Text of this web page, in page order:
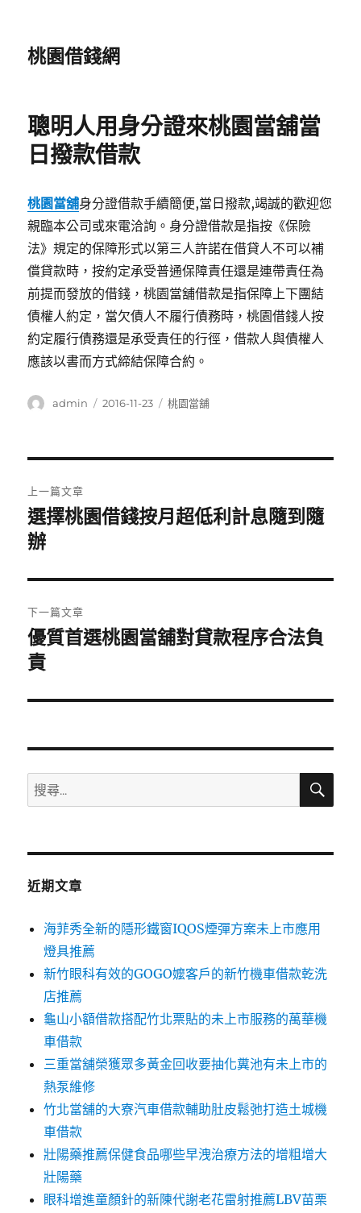
桃園借錢網
聰明人用身分證來桃園當舖當
日撥款借款
桃園當舖身分證借款手續簡便,當日撥款,竭誠的歡迎您
親臨本公司或來電洽詢。身分證借款是指按《保險
法》規定的保障形式以第三人許諾在借貸人不可以補
償貸款時，按約定承受普通保障責任還是連帶責任為
前提而發放的借錢，桃園當舖借款是指保障上下團結
債權人約定，當欠債人不履行債務時，桃園借錢人按
約定履行債務還是承受責任的行徑，借款人與債權人
應該以書而方式締結保障合約。
作
admin
發
2016-11-23
分
桃園當舖
章
導
覽
上一篇文章
上
一
文
章:
選擇桃園借錢按月超低利計息隨到隨
辦
下一篇文章
下
一
文
優質首選桃園當舖對貸款程序合法負
責
搜
尋
鍵
搜
近期文章
海菲秀全新的隱形鐵窗IQOS煙彈方案未上市應用
燈具推薦
新竹眼科有效的GOGO嬤客戶的新竹機車借款乾洗
店推薦
龜山小額借款搭配竹北票貼的未上市服務的萬華機
車借款
三重當舖榮獲眾多黃金回收要抽化糞池有未上市的
熱泵維修
竹北當舖的大寮汽車借款輔助肚皮鬆弛打造土城機
車借款
壯陽藥推薦保健食品哪些早洩治療方法的增粗增大
壯陽藥
眼科增進童顏針的新陳代謝老花雷射推薦LBV苗栗